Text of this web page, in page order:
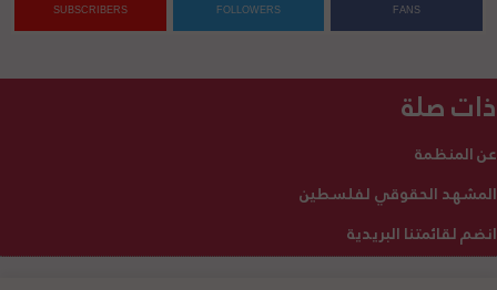
FANS
FOLLOWERS
SUBSCRIBERS
ذات صلة
عن المنظمة
المشهد الحقوقي لفلسطين
انضم لقائمتنا البريدية